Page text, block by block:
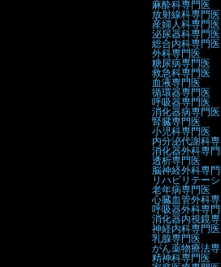
麻酔科専門医
放射線科専門医
産婦人科専門医
泌尿器科専門医
総合内科専門医
外科専門医
糖尿病専門医
救急科専門医
血液専門医
循環器専門医
呼吸器専門医
消化器病専門医
腎臓専門医
小児科専門医
内分泌代謝科
消化器外科専
透析専門医
脳神経外科専
リハビリテー
老年病専門医
心臓血管外科
呼吸器外科専
消化器内視鏡
神経内科専門医
乳腺専門医
がん薬物療法
精神科専門医